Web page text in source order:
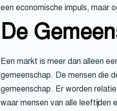
een economische impuls, maar
De
Een markt is meer dan alleen
gemeenschap. De mensen die
gemeenschap. Er worden
waar mensen van alle